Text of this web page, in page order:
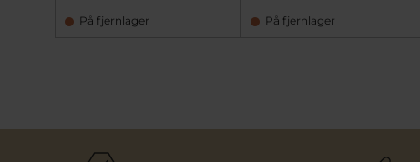
På fjernlager På fjernlager